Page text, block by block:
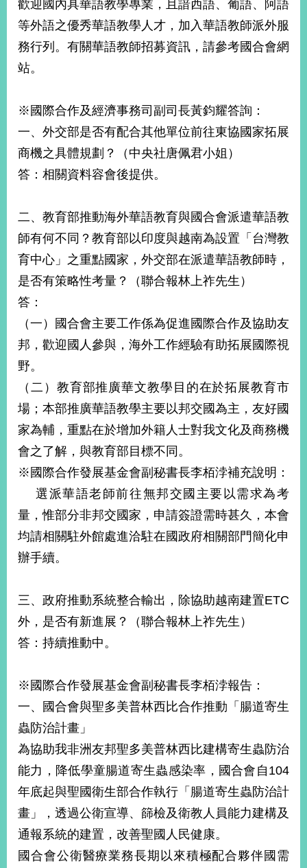
信
箱
專
頁
LINEInstagram
X平台
(原推特)
YouTube
RSS
政
府
站
開
放
宣
告
隱
私
權
保
護
及
資
訊
安
全
策
礙
網
站
說
聯
絡
們
歡迎國內具華語教學專業，且諳西語、葡語、阿語
等外語之優秀華語教學人才，加入華語教師派外服
務行列。有關華語教師招募資訊，請參考國合會網
站。
※國際合作及經濟事務司副司長黃鈞耀答詢：
一、外交部是否有配合其他單位前往東協國家拓展
商機之具體規劃？（中央社唐佩君小姐）
答：相關資料容會後提供。
二、教育部推動海外華語教育與國合會派遣華語教
師有何不同？教育部以印度與越南為設置「台灣教
育中心」之重點國家，外交部在派遣華語教師時，
是否有策略性考量？（聯合報林上祚先生）
答：
（一）國合會主要工作係為促進國際合作及協助友
邦，歡迎國人參與，海外工作經驗有助拓展國際視
野。
（二）教育部推廣華文教學目的在於拓展教育市
場；本部推廣華語教學主要以邦交國為主，友好國
家為輔，重點在於增加外籍人士對我文化及商務機
會之了解，與教育部目標不同。
※國際合作發展基金會副秘書長李栢浡補充說明：
選派華語老師前往無邦交國主要以需求為考
量，惟部分非邦交國家，申請簽證需時甚久，本會
均請相關駐外館處進洽駐在國政府相關部門簡化申
辦手續。
三、政府推動系統整合輸出，除協助越南建置ETC
外，是否有新進展？（聯合報林上祚先生）
答：持續推動中。
※國際合作發展基金會副秘書長李栢浡報告：
一、國合會與聖多美普林西比合作推動「腸道寄生
蟲防治計畫」
為協助我非洲友邦聖多美普林西比建構寄生蟲防治
能力，降低學童腸道寄生蟲感染率，國合會自104
年底起與聖國衛生部合作執行「腸道寄生蟲防治計
畫」，透過公衛宣導、篩檢及衛教人員能力建構及
通報系統的建置，改善聖國人民健康。
國合會公衛醫療業務長期以來積極配合夥伴國需